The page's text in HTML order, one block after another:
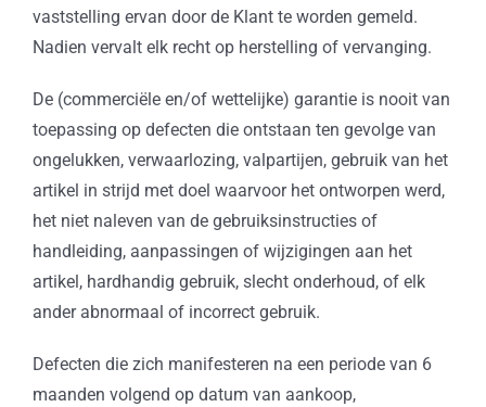
vaststelling ervan door de Klant te worden gemeld.
Nadien vervalt elk recht op herstelling of vervanging.
De (commerciële en/of wettelijke) garantie is nooit van
toepassing op defecten die ontstaan ten gevolge van
ongelukken, verwaarlozing, valpartijen, gebruik van het
artikel in strijd met doel waarvoor het ontworpen werd,
het niet naleven van de gebruiksinstructies of
handleiding, aanpassingen of wijzigingen aan het
artikel, hardhandig gebruik, slecht onderhoud, of elk
ander abnormaal of incorrect gebruik.
Defecten die zich manifesteren na een periode van 6
maanden volgend op datum van aankoop,